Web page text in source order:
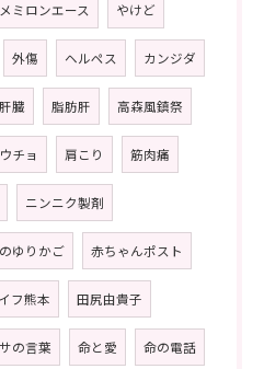
ミロンエース やけど
外傷 ヘルペス カンジダ
肝臓 脂肪肝 高森風鎮祭
チョ 肩こり 筋肉痛
ニンニク製剤
ゆりかご 赤ちゃんポスト
フ熊本 田尻由貴子
の言葉 命と愛 命の電話